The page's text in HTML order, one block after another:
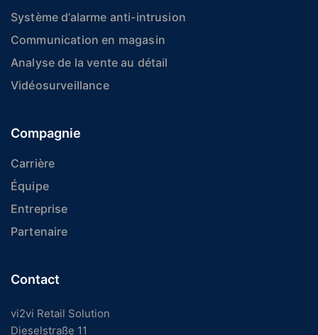
Système d’alarme anti-intrusion
Communication en magasin
Analyse de la vente au détail
Vidéosurveillance
Compagnie
Carrière
Équipe
Entreprise
Partenaire
Contact
vi2vi Retail Solution
Dieselstraße 11